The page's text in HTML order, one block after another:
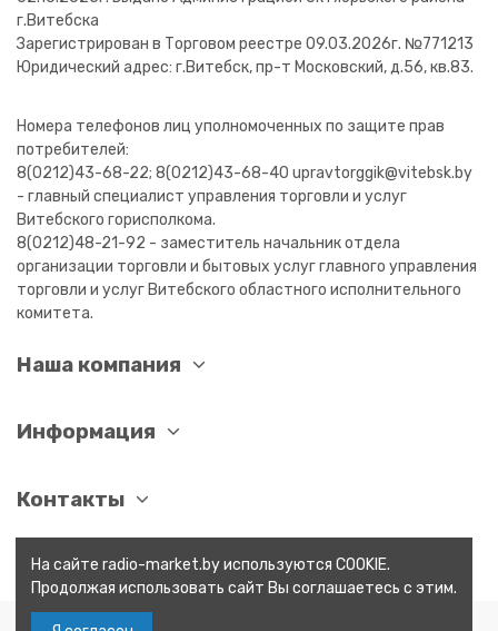
Наша компания
Информация
Контакты
г.Витебска
Зарегистрирован в Торговом реестре 09.03.2026г. №771213
Юридический адрес: г.Витебск, пр-т Московский, д.56, кв.83.
Номера телефонов лиц уполномоченных по защите прав
потребителей:
8(0212)43-68-22; 8(0212)43-68-40 upravtorggik@vitebsk.by
- главный специалист управления торговли и услуг
Витебского горисполкома.
8(0212)48-21-92 - заместитель начальник отдела
организации торговли и бытовых услуг главного управления
торговли и услуг Витебского областного исполнительного
комитета.
На сайте radio-market.by используются COOKIE.
Продолжая использовать сайт Вы соглашаетесь с этим.